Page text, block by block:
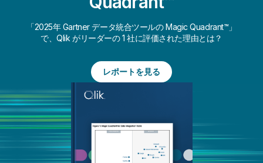
「2025年 Gartner データ統合ツールの Magic Quadrant™」
で、Qlik がリーダーの 1 社に評価された理由とは？
レポートを見る